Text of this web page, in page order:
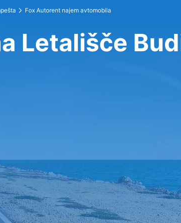
Fox Autorent najem avtomobila
Letališče